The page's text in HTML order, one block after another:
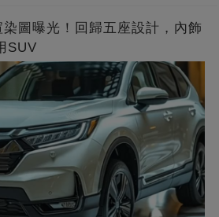
圖曝光！回歸五座設計，內飾
SUV